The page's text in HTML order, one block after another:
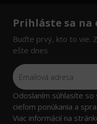
Prihláste sa
Buďte prvý, kto to vie.
ešte dnes
Odoslaním súhlasíte
cieľom ponúkania a
Viac informácií na